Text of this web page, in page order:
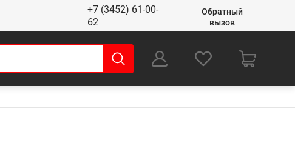
+7 (3452) 61-00-
62
Обратный
вызов
Оформление заказа